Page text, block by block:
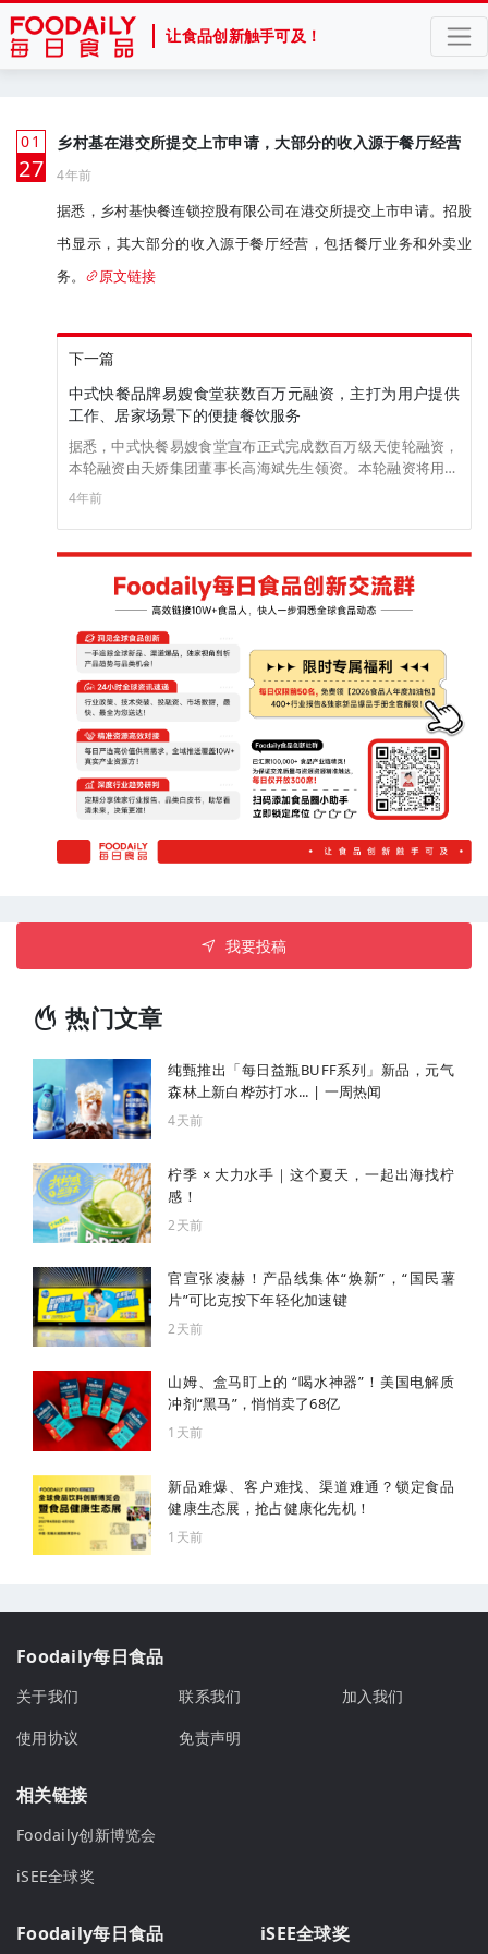
让食品创新触手可及！
01
月
27
乡村基在港交所提交上市申请，大部分的收入源于餐厅经营
4年前
据悉，乡村基快餐连锁控股有限公司在港交所提交上市申请。招股
书显示，其大部分的收入源于餐厅经营，包括餐厅业务和外卖业
务。
原文链接
下一篇
中式快餐品牌易嫂食堂获数百万元融资，主打为用户提供
工作、居家场景下的便捷餐饮服务
据悉，中式快餐易嫂食堂宣布正式完成数百万级天使轮融资，
本轮融资由天娇集团董事长高海斌先生领资。本轮融资将用于
门店开拓、产品研发、市场拓展以及团队建设等方面。
4年前
我要投稿
热门文章
纯甄推出「每日益瓶BUFF系列」新品，元气
森林上新白桦苏打水... | 一周热闻
4天前
柠季 × 大力水手｜这个夏天，一起出海找柠
感！
2天前
官宣张凌赫！产品线集体“焕新”，“国民薯
片”可比克按下年轻化加速键
2天前
山姆、盒马盯上的 “喝水神器”！美国电解质
冲剂“黑马”，悄悄卖了68亿
1天前
新品难爆、客户难找、渠道难通？锁定食品
健康生态展，抢占健康化先机！
1天前
Foodaily每日食品
关于我们 联系我们
加入我们
使用协议
免责声明
相关链接
Foodaily创新博览会
iSEE全球奖
Foodaily每日食品 iSEE全球奖